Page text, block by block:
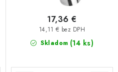
Skladom (14 ks)
14,11 € bez DPH
17,36 €